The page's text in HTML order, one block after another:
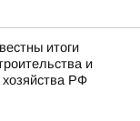
итоги
и
РФ